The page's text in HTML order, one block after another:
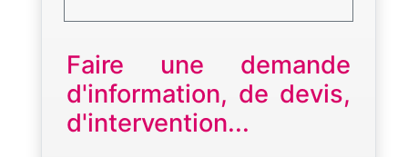
Faire une demande
d'information, de devis,
d'intervention...